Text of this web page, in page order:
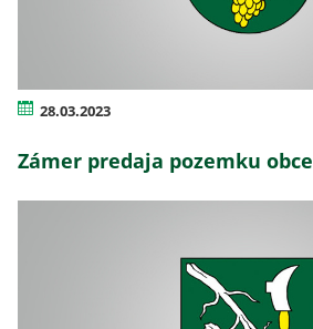
28.03.2023
Zámer predaja pozemku obce